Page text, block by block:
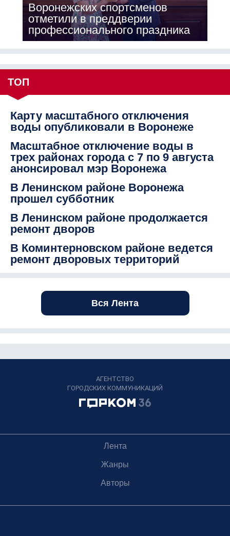
Воронежских спортсменов
отметили в преддверии
профессионального праздника
ТОП
Карту масштабного отключения
воды опубликовали в Воронеже
Масштабное отключение воды в
трех районах города с 7 по 9 августа
анонсировал мэр Воронежа
В Ленинском районе Воронежа
прошел субботник
В Ленинском районе продолжается
ремонт дворов
В Коминтерновском районе ведется
ремонт дворовых территорий
Вся Лента
АГЕНТСТВО
ГОРОДСКИХ КОММУНИКАЦИЙ
Лента
Жанры
Авторы